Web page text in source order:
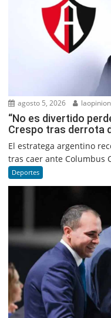
agosto 5, 2026 laopinion
“No es divertido
Crespo tras derrota
El estratega argentino
tras caer ante Columbus
Deportes